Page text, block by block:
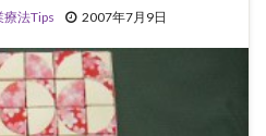
療法Tips 2007年7月9日